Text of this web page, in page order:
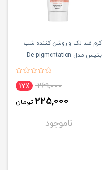
کرم ضد لک و روشن کننده شب
بتیس مدل De_pigmentation
269,000 17٪
225,000 تومان
ناموجود